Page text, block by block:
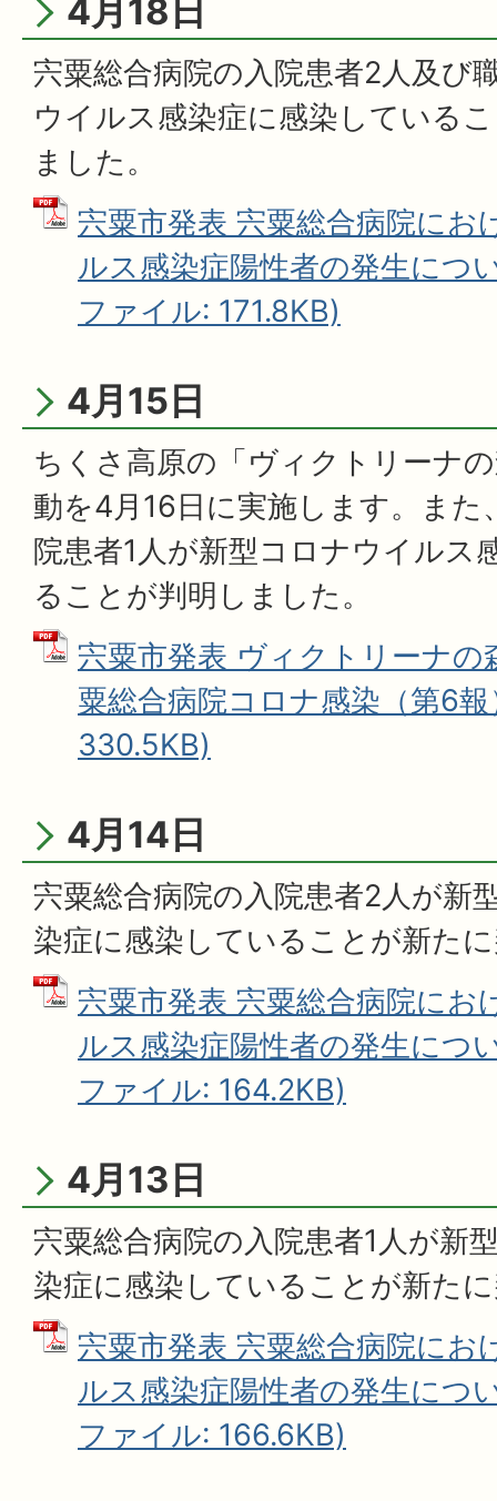
4月18日
宍粟総合病院の入院患者2人及び
ウイルス感染症に感染している
ました。
宍粟市発表 宍粟総合病院にお
ルス感染症陽性者の発生につ
ファイル: 171.8KB)
4月15日
ちくさ高原の「ヴィクトリーナ
動を4月16日に実施します。また
院患者1人が新型コロナウイルス
ることが判明しました。
宍粟市発表 ヴィクトリーナの
粟総合病院コロナ感染（第6
330.5KB)
4月14日
宍粟総合病院の入院患者2人が新
染症に感染していることが新た
宍粟市発表 宍粟総合病院にお
ルス感染症陽性者の発生につ
ファイル: 164.2KB)
4月13日
宍粟総合病院の入院患者1人が新
染症に感染していることが新た
宍粟市発表 宍粟総合病院にお
ルス感染症陽性者の発生につ
ファイル: 166.6KB)